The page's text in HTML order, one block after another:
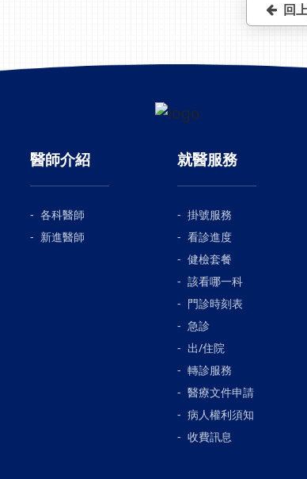
回
醫師介紹
各科醫師
新進醫師
就醫服務
掛號服務
看診進度
健檢套餐
該看哪一科
門診時刻表
急診
出/住院
轉診服務
醫療文件申請
病人權利須知
收費訊息